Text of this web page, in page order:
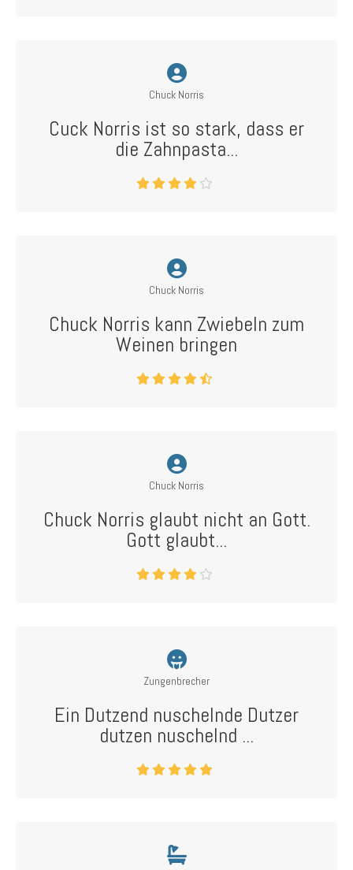
Chuck Norris
Cuck Norris ist so stark, dass er
die Zahnpasta...
Chuck Norris
Chuck Norris kann Zwiebeln zum
Weinen bringen
Chuck Norris
Chuck Norris glaubt nicht an Gott.
Gott glaubt...
Zungenbrecher
Ein Dutzend nuschelnde Dutzer
dutzen nuschelnd ...